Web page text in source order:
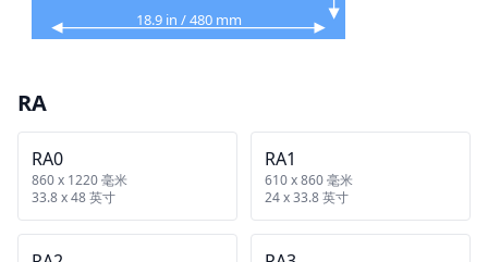
18.9 in / 480 mm
RA
RA0
860 x 1220 毫米
33.8 x 48 英寸
RA1
610 x 860 毫米
24 x 33.8 英寸